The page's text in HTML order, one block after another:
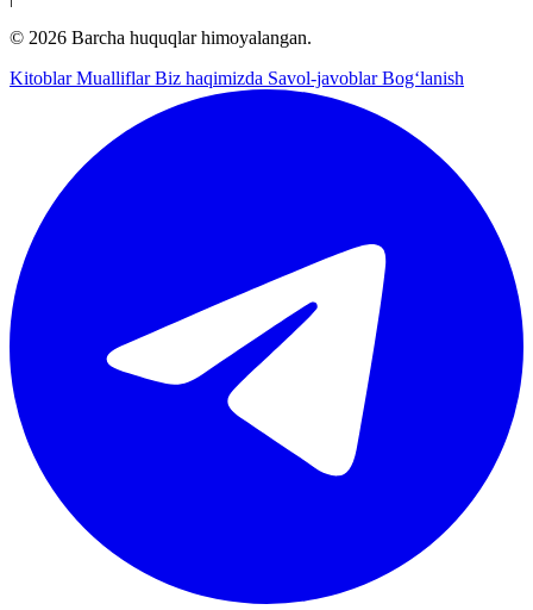
© 2026 Barcha huquqlar himoyalangan.
KitoblarMualliflarBiz haqimizda Savol-javoblarBog‘lanish